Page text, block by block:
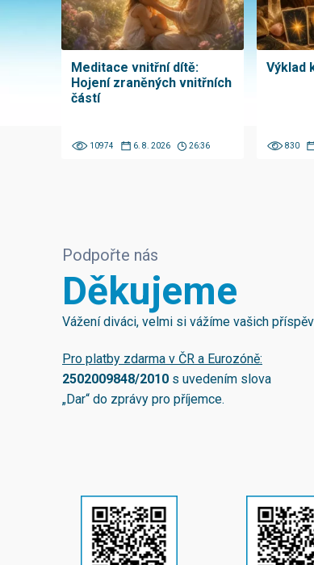
Meditace vnitřní dítě:
Hojení zraněných vnitřních
částí
10974 6. 8. 2026 26:36
Výklad
830
Podpořte nás
Děkujeme
Vážení diváci, velmi si vážíme vašich
Pro platby zdarma v ČR a Eurozóně:
2502009848/2010 s uvedením slova
„Dar“ do zprávy pro příjemce.